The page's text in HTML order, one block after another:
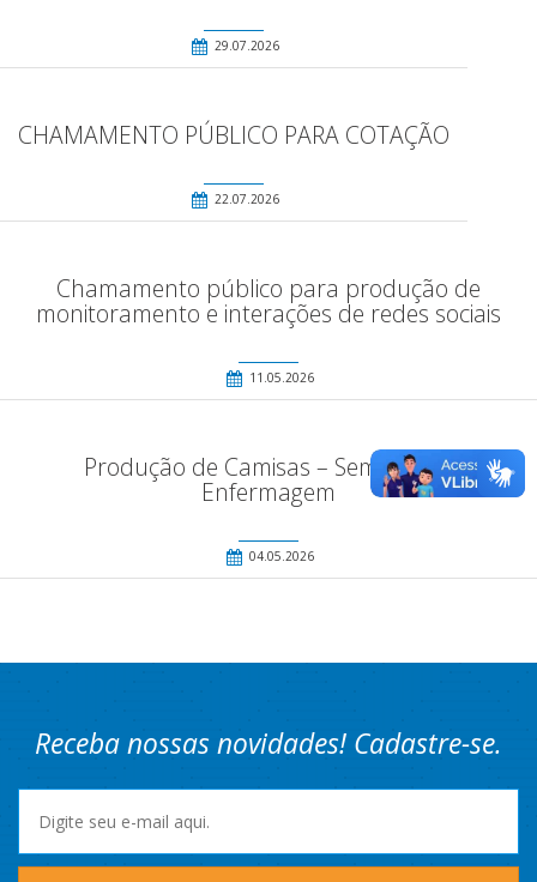
29.07.2026
CHAMAMENTO PÚBLICO PARA COTAÇÃO
22.07.2026
Chamamento público para produção de
monitoramento e interações de redes sociais
11.05.2026
Produção de Camisas – Semana da
Enfermagem
04.05.2026
Receba nossas novidades! Cadastre-se.